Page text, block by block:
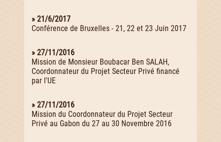
» 21/6/2017
Conférence de Bruxelles - 21, 22 et 23 Juin 2017
» 27/11/2016
Mission de Monsieur Boubacar Ben SALAH,
Coordonnateur du Projet Secteur Privé financé
par l'UE
» 27/11/2016
Mission du Coordonnateur du Projet Secteur
Privé au Gabon du 27 au 30 Novembre 2016